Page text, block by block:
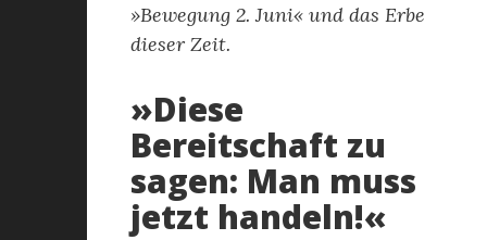
»Bewegung 2. Juni« und das Erbe
dieser Zeit.
»Diese
Bereitschaft zu
sagen: Man muss
jetzt handeln!«